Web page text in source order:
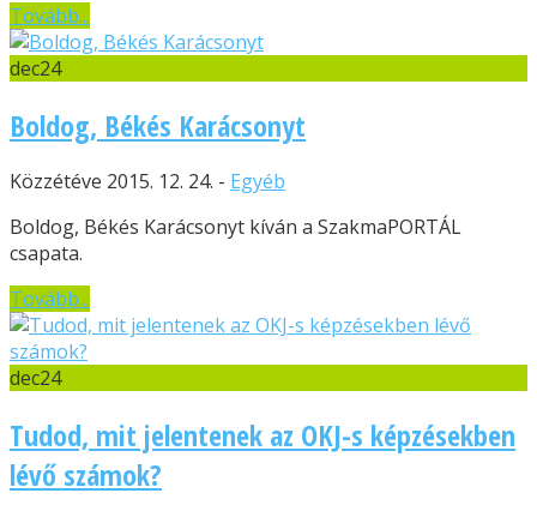
Tovább...
dec24
Boldog, Békés Karácsonyt
Közzétéve 2015. 12. 24. - Egyéb
Boldog, Békés Karácsonyt kíván a SzakmaPORTÁL
csapata.
Tovább...
dec24
Tudod, mit jelentenek az OKJ-s képzésekben
lévő számok?